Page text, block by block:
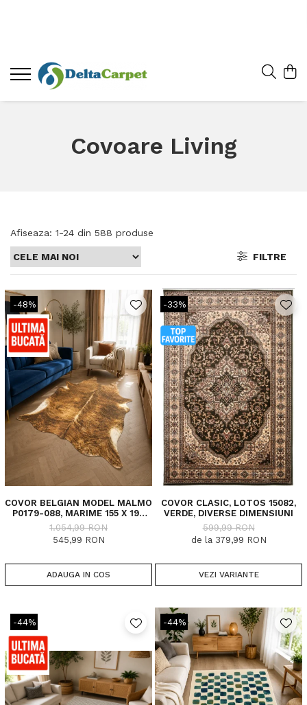
Covoare Living
Afiseaza: 1-24 din 588 produse
FILTRE
-48%
COVOR BELGIAN MODEL MALMO
P0179-088, MARIME 155 X 190
CM, INALTIME FIR 4 MM
1.054,99 RON
545,99 RON
ADAUGA IN COS
-33%
COVOR CLASIC, LOTOS 15082,
VERDE, DIVERSE DIMENSIUNI
599,99 RON
de la 379,99 RON
VEZI VARIANTE
-44% -44%